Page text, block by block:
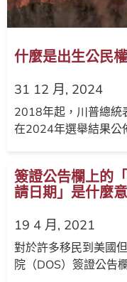
什麼是出生公民
31 12 月, 2024
2018年起，川普總統
在2024年選舉結果公
簽證公告欄上的
請日期」是什麼
19 4 月, 2021
對於許多移民到美國
院（DOS）簽證公告